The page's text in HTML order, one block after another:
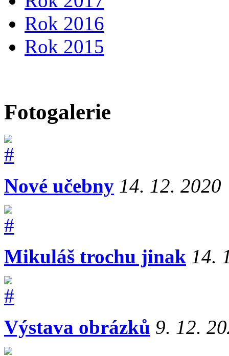
Rok 2016
Rok 2015
Fotogalerie
Nové učebny 14. 12. 2020
Mikuláš trochu jinak 14.
Výstava obrázků 9. 12.